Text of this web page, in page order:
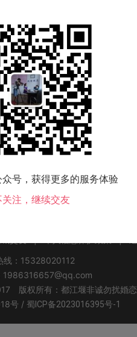
会员，换个城市试试！
斯交友 七台河交友 牡丹江交友
线：15328020112
1986316657@qq.com
版权所有：都江堰非诚勿扰婚恋
号 / 蜀ICP备2023016395号-1
号，获得更多的服务体验
关注，继续交友